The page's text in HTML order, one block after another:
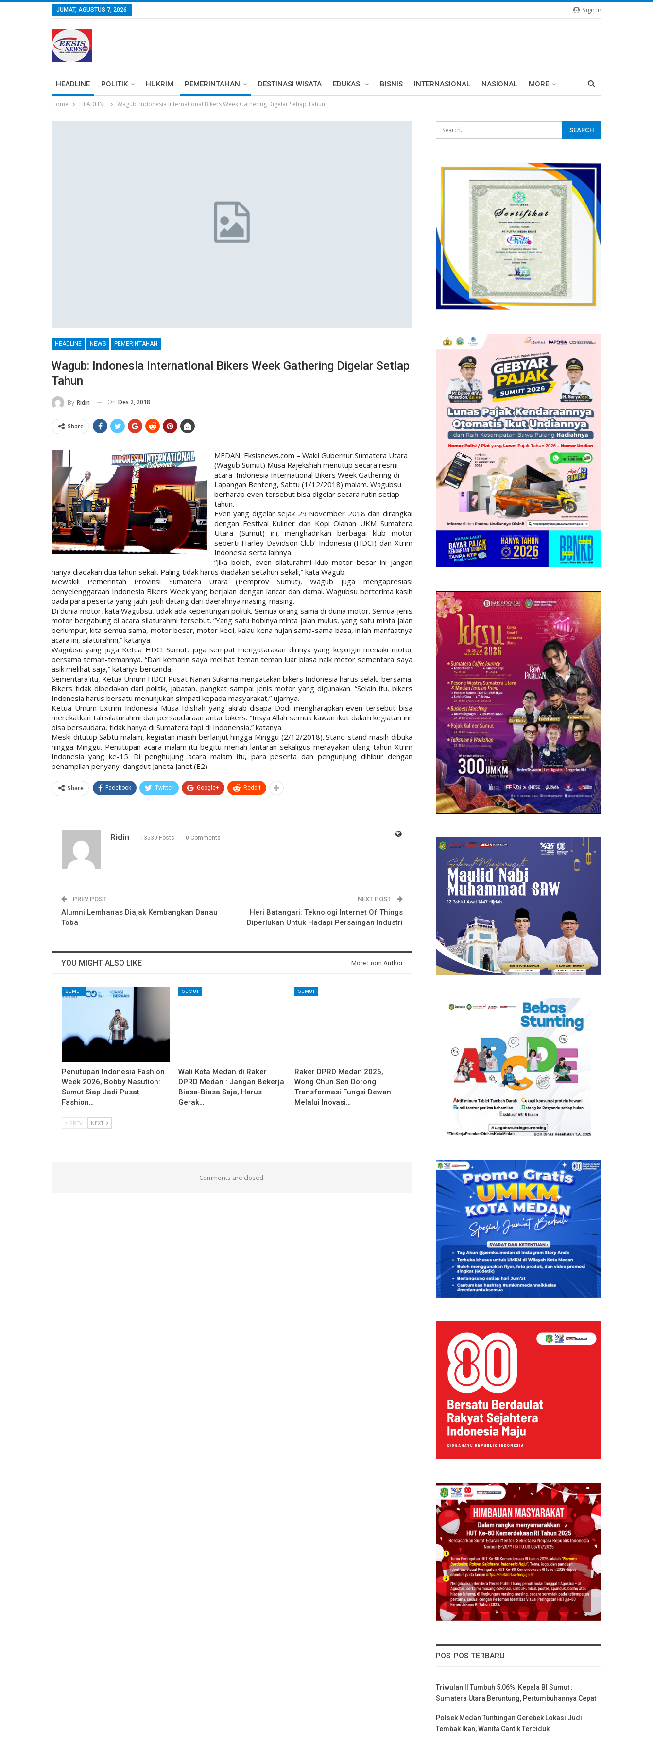
Sign In
JUMAT, AGUSTUS 7, 2026
HEADLINE POLITIK HUKRIM PEMERINTAHAN DESTINASI WISATA EDUKASI BISNIS INTERNASIONAL NASIONAL MORE
Home HEADLINE Wagub: Indonesia International Bikers Week Gathering Digelar Setiap Tahun
HEADLINE NEWS PEMERINTAHAN
Wagub: Indonesia International Bikers Week Gathering Digelar Setiap
Tahun
By Ridin On Des 2, 2018
Share
MEDAN, Eksisnews.com – Wakil Gubernur Sumatera Utara
(Wagub Sumut) Musa Rajekshah menutup secara resmi
acara Indonesia International Bikers Week Gathering di
Lapangan Benteng, Sabtu (1/12/2018) malam. Wagubsu
berharap even tersebut bisa digelar secara rutin setiap
tahun.
Even yang digelar sejak 29 November 2018 dan dirangkai
dengan Festival Kuliner dan Kopi Olahan UKM Sumatera
Utara (Sumut) ini, menghadirkan berbagai klub motor
seperti Harley-Davidson Club’ Indonesia (HDCI) dan Xtrim
Indonesia serta lainnya.
“Jika boleh, even silaturahmi klub motor besar ini jangan
hanya diadakan dua tahun sekali. Paling tidak harus diadakan setahun sekali,” kata Wagub.
Mewakili Pemerintah Provinsi Sumatera Utara (Pemprov Sumut), Wagub juga mengapresiasi
penyelenggaraan Indonesia Bikers Week yang berjalan dengan lancar dan damai. Wagubsu berterima kasih
pada para peserta yang jauh-jauh datang dari daerahnya masing-masing.
Di dunia motor, kata Wagubsu, tidak ada kepentingan politik. Semua orang sama di dunia motor. Semua jenis
motor bergabung di acara silaturahmi tersebut. “Yang satu hobinya minta jalan mulus, yang satu minta jalan
berlumpur, kita semua sama, motor besar, motor kecil, kalau kena hujan sama-sama basa, inilah manfaatnya
acara ini, silaturahmi,” katanya.
Wagubsu yang juga Ketua HDCI Sumut, juga sempat mengutarakan dirinya yang kepingin menaiki motor
bersama teman-temannya. “Dari kemarin saya melihat teman teman luar biasa naik motor sementara saya
asik melihat saja,” katanya bercanda.
Sementara itu, Ketua Umum HDCI Pusat Nanan Sukarna mengatakan bikers Indonesia harus selalu bersama.
Bikers tidak dibedakan dari politik, jabatan, pangkat sampai jenis motor yang digunakan. “Selain itu, bikers
Indonesia harus bersatu menunjukan simpati kepada masyarakat,” ujarnya.
Ketua Umum Extrim Indonesia Musa Idishah yang akrab disapa Dodi mengharapkan even tersebut bisa
merekatkan tali silaturahmi dan persaudaraan antar bikers. “Insya Allah semua kawan ikut dalam kegiatan ini
bisa bersaudara, tidak hanya di Sumatera tapi di Indonensia,” katanya.
Meski ditutup Sabtu malam, kegiatan masih berlanjut hingga Minggu (2/12/2018). Stand-stand masih dibuka
hingga Minggu. Penutupan acara malam itu begitu meriah lantaran sekaligus merayakan ulang tahun Xtrim
Indonesia yang ke-15. Di penghujung acara malam itu, para peserta dan pengunjung dihibur dengan
penampilan penyanyi dangdut Janeta Janet.(E2)
Share Facebook Twitter Google+ ReddIt
Ridin 13530 Posts 0 Comments
PREV POST
Alumni Lemhanas Diajak Kembangkan Danau
Toba
NEXT POST
Heri Batangari: Teknologi Internet Of Things
Diperlukan Untuk Hadapi Persaingan Industri
YOU MIGHT ALSO LIKE More From Author
SUMUT
Penutupan Indonesia Fashion
Week 2026, Bobby Nasution:
Sumut Siap Jadi Pusat
Fashion…
SUMUT
Wali Kota Medan di Raker
DPRD Medan : Jangan Bekerja
Biasa-Biasa Saja, Harus
Gerak…
SUMUT
Raker DPRD Medan 2026,
Wong Chun Sen Dorong
Transformasi Fungsi Dewan
Melalui Inovasi…
PREV NEXT
Comments are closed.
POS-POS TERBARU
Triwulan II Tumbuh 5,06%, Kepala BI Sumut :
Sumatera Utara Beruntung, Pertumbuhannya Cepat
Polsek Medan Tuntungan Gerebek Lokasi Judi
Tembak Ikan, Wanita Cantik Terciduk